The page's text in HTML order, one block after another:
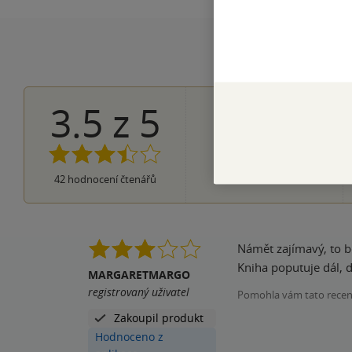
3.5 z 5
42hodnocení čtenářů
MARGARETMARGO
registrovaný uživatel
Zakoupil produkt
Hodnoceno z
Námět zajímavý, to
Kniha poputuje dál,
Pomohla vám tato